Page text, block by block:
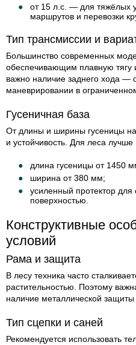
от 15 л.с. — для тяжёлых
маршрутов и перевозки
Тип трансмиссии и
Большинство современных
обеспечивающим плавную тягу
важно наличие заднего хода —
маневрировании в
Гусеничная база
От длины и ширины гусеницы
и устойчивость. Для леса лучше
длина гусеницы от 1450
ширина от 380 мм;
усиленный протектор
поверхностью.
Конструктивные
условий
Рама и защита
В лесу техника часто
растительностью. Поэтому
наличие металлической защиты
Тип сцепки и саней
Рекомендуется использовать